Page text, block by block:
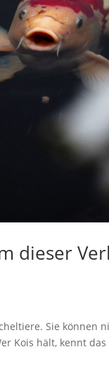
dieser
Sie
Kois hält, kennt